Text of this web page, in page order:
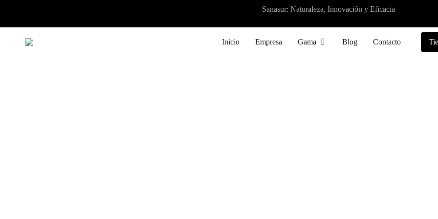
Sanasur: Naturaleza, Innovación y Eficacia
Inicio Empresa Gama Blog Contacto